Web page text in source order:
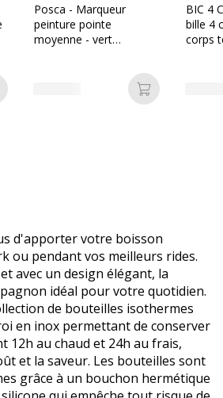
au panier
Posca - Marqueur
peinture pointe
moyenne - vert
Ajouter au
BIC 4
bille 4
corps
d'apporter votre boisson
ou pendant vos meilleurs rides.
avec un design élégant, la
idéal pour votre quotidien.
de bouteilles isothermes
en inox permettant de conserver
12h au chaud et 24h au frais,
et la saveur. Les bouteilles sont
grâce à un bouchon hermétique